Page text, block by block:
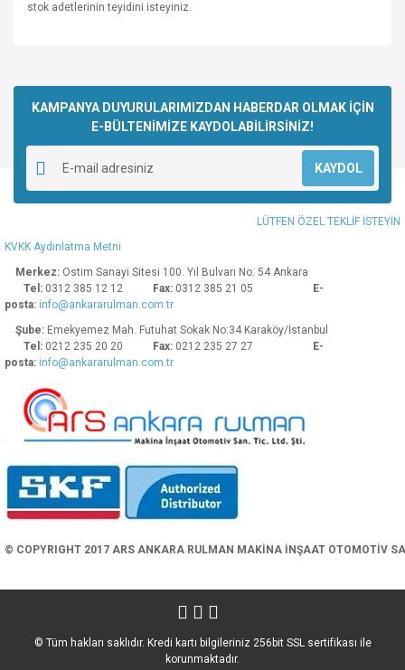
stok adetlerinin teyidini isteyiniz.
Yorum Yaz
kullanarak tarafımıza iletebilirsiniz.
Görüş ve önerileriniz için teşekkür ederiz.
Ürün resmi kalitesiz, bozuk veya görüntülenemiyor.
Ürün açıklamasında eksik bilgiler bulunuyor.
Ürün bilgilerinde hatalar bulunuyor.
Ürün fiyatı diğer sitelerden daha pahalı.
Bu ürüne benzer farklı alternatifler olmalı.
KAMPANYA DUYURULARIMIZDAN HABERDAR OLMAK İÇİN
E-BÜLTENİMİZE KAYDOLABİLİRSİNİZ!
KAYDOL
LÜTFEN ÖZEL TEKLİF İSTEYİN
KVKK Aydınlatma Metni
Merkez: Ostim Sanayi Sitesi 100. Yıl Bulvarı No: 54 Ankara
Tel: 0312 385 12 12 Fax: 0312 385 21 05
E-
posta: info@ankararulman.com.tr
Şube: Emekyemez Mah. Futuhat Sokak No:34 Karaköy/İstanbul
Tel: 0212 235 20 20 Fax: 0212 235 27 27
E-
posta: info@ankararulman.com.tr
© COPYRIGHT 2017 ARS ANKARA RULMAN MAKİNA İNŞAAT OTOMOTİV
© Tüm hakları saklıdır. Kredi kartı bilgileriniz 256bit SSL sertifikası ile
korunmaktadır.